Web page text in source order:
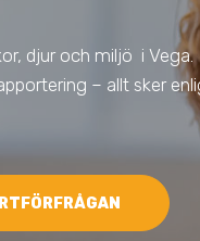
djur och miljö i Vega.
– allt sker